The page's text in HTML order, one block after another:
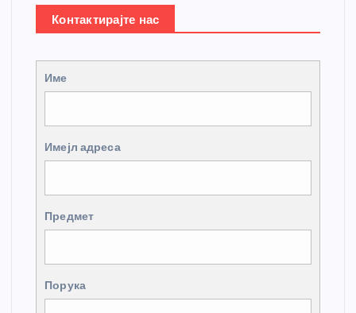
Контактирајте нас
Име
Имејл адреса
Предмет
Порука